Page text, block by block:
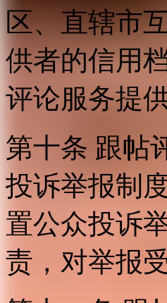
区、直辖市
供者的信用
评论服务提
第十条 跟帖
投诉举报制
置公众投诉
责，对举报